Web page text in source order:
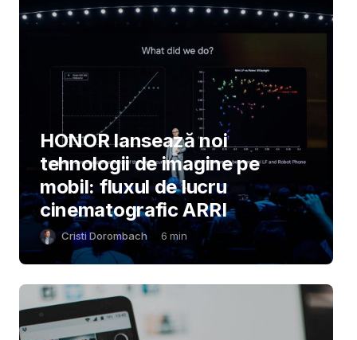
HONOR lansează noi
tehnologii de imagine pe
mobil: fluxul de lucru
cinematografic ARRI
Cristi Dorombach 6 min